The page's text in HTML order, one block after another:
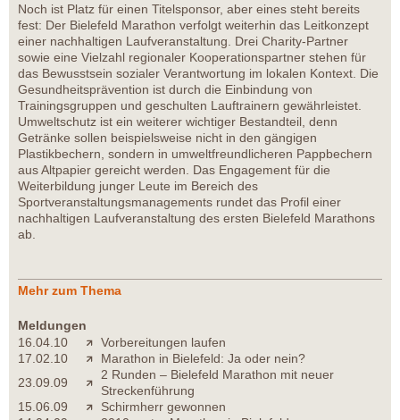
Noch ist Platz für einen Titelsponsor, aber eines steht bereits
fest: Der Bielefeld Marathon verfolgt weiterhin das Leitkonzept
einer nachhaltigen Laufveranstaltung. Drei Charity-Partner
sowie eine Vielzahl regionaler Kooperationspartner stehen für
das Bewusstsein sozialer Verantwortung im lokalen Kontext. Die
Gesundheitsprävention ist durch die Einbindung von
Trainingsgruppen und geschulten Lauftrainern gewährleistet.
Umweltschutz ist ein weiterer wichtiger Bestandteil, denn
Getränke sollen beispielsweise nicht in den gängigen
Plastikbechern, sondern in umweltfreundlicheren Pappbechern
aus Altpapier gereicht werden. Das Engagement für die
Weiterbildung junger Leute im Bereich des
Sportveranstaltungsmanagements rundet das Profil einer
nachhaltigen Laufveranstaltung des ersten Bielefeld Marathons
ab.
Mehr zum Thema
Meldungen
16.04.10
Vorbereitungen laufen
17.02.10
Marathon in Bielefeld: Ja oder nein?
23.09.09
2 Runden – Bielefeld Marathon mit neuer
Streckenführung
15.06.09
Schirmherr gewonnen